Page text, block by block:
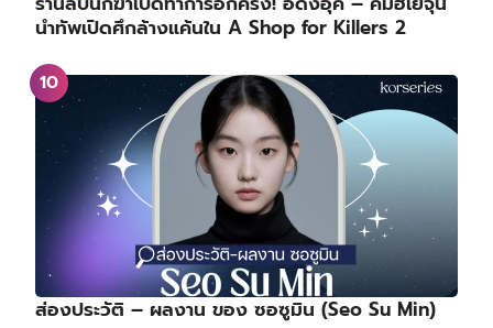
นำทัพเปิดศึกล้างแค้นใน A Shop for Killers 2
ส่องประวัติ – ผลงาน ของ ซอซูมิน (Seo Su Min)